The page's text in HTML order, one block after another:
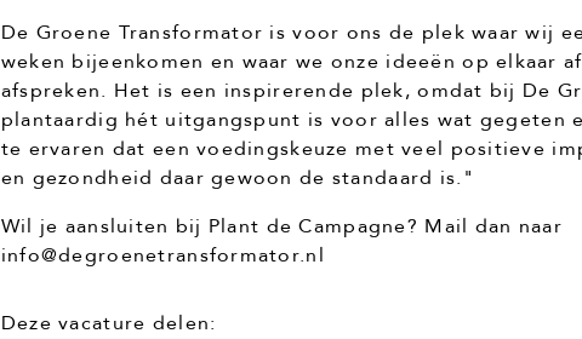
De Groene Transformator is voor ons de plek waar wij
weken bijeenkomen en waar we onze ideeën op elkaar
afspreken. Het is een inspirerende plek, omdat bij De
plantaardig hét uitgangspunt is voor alles wat gegeten
te ervaren dat een voedingskeuze met veel positieve
en gezondheid daar gewoon de standaard is."
Wil je aansluiten bij Plant de Campagne? Mail dan naar
info@degroenetransformator.nl
Deze vacature delen: